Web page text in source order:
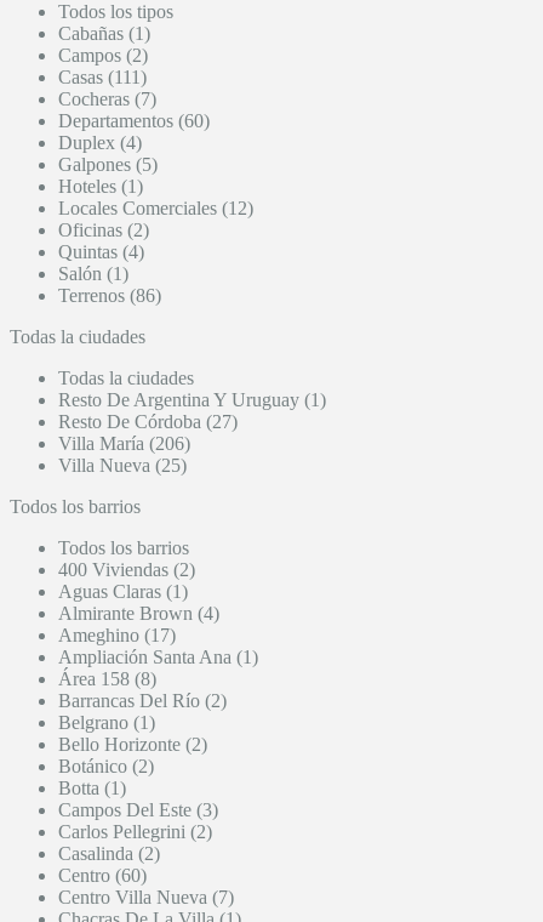
Todos los tipos
Cabañas (1)
Campos (2)
Casas (111)
Cocheras (7)
Departamentos (60)
Duplex (4)
Galpones (5)
Hoteles (1)
Locales Comerciales (12)
Oficinas (2)
Quintas (4)
Salón (1)
Terrenos (86)
Todas la ciudades
Todas la ciudades
Resto De Argentina Y Uruguay (1)
Resto De Córdoba (27)
Villa María (206)
Villa Nueva (25)
Todos los barrios
Todos los barrios
400 Viviendas (2)
Aguas Claras (1)
Almirante Brown (4)
Ameghino (17)
Ampliación Santa Ana (1)
Área 158 (8)
Barrancas Del Río (2)
Belgrano (1)
Bello Horizonte (2)
Botánico (2)
Botta (1)
Campos Del Este (3)
Carlos Pellegrini (2)
Casalinda (2)
Centro (60)
Centro Villa Nueva (7)